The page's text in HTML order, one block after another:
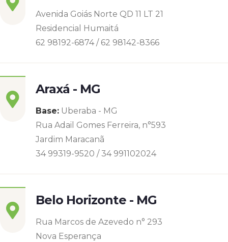
Avenida Goiás Norte QD 11 LT 21
Residencial Humaitá
62 98192-6874 / 62 98142-8366
Araxá - MG
Base: Uberaba - MG
Rua Adail Gomes Ferreira, n°593
Jardim Maracanã
34 99319-9520 / 34 991102024
Belo Horizonte - MG
Rua Marcos de Azevedo n° 293
Nova Esperança